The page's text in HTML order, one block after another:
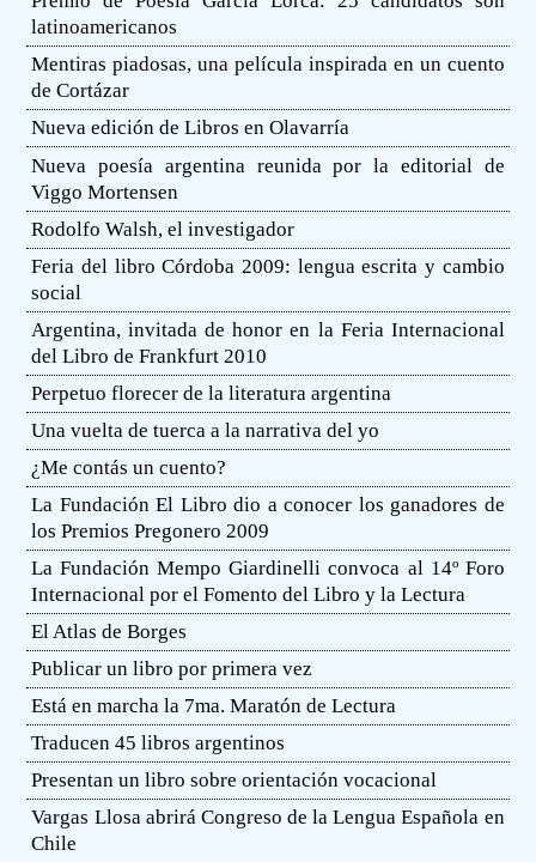
latinoamericanos
Mentiras piadosas, una película inspirada en un cuento
de Cortázar
Nueva edición de Libros en Olavarría
Nueva poesía argentina reunida por la editorial de
Viggo Mortensen
Rodolfo Walsh, el investigador
Feria del libro Córdoba 2009: lengua escrita y cambio
social
Argentina, invitada de honor en la Feria Internacional
del Libro de Frankfurt 2010
Perpetuo florecer de la literatura argentina
Una vuelta de tuerca a la narrativa del yo
¿Me contás un cuento?
La Fundación El Libro dio a conocer los ganadores de
los Premios Pregonero 2009
La Fundación Mempo Giardinelli convoca al 14º Foro
Internacional por el Fomento del Libro y la Lectura
El Atlas de Borges
Publicar un libro por primera vez
Está en marcha la 7ma. Maratón de Lectura
Traducen 45 libros argentinos
Presentan un libro sobre orientación vocacional
Vargas Llosa abrirá Congreso de la Lengua Española en
Chile